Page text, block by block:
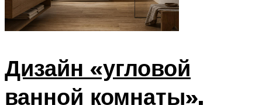
Дизайн «угловой
ванной комнаты».